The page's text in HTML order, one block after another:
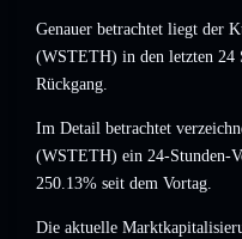
Genauer betrachtet liegt der
(WSTETH) in den letzten 24
Rückgang.
Im Detail betrachtet
(WSTETH) ein 24-Stunden-
250.13% seit dem Vortag.
Die aktuelle